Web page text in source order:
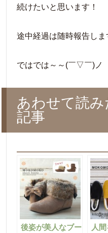
続けたいと思います！
途中経過は随時報告しま
ではでは～～(￣▽￣)ノ
あわせて読
記事
後姿が美人なブー
人